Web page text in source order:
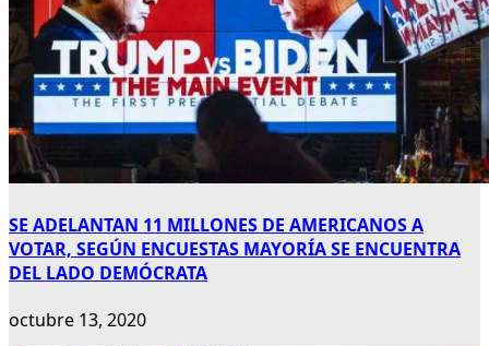
SE ADELANTAN 11 MILLONES DE AMERICANOS A
VOTAR, SEGÚN ENCUESTAS MAYORÍA SE ENCUENTRA
DEL LADO DEMÓCRATA
octubre 13, 2020